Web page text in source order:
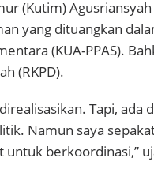
(Kutim)
yang dituangkan
(KUA-PPAS).
(RKPD).
Tapi,
Namun saya
untuk berkoordinasi,”